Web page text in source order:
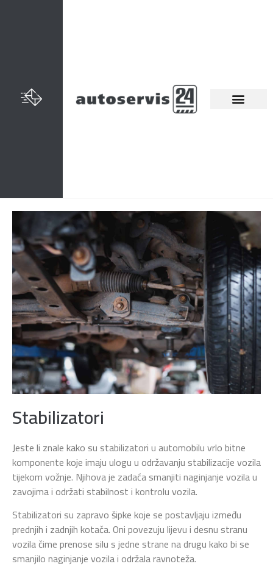
Stabilizatori
Jeste li znale kako su stabilizatori u automobilu vrlo bitne
komponente koje imaju ulogu u održavanju stabilizacije vozila
tijekom vožnje. Njihova je zadaća smanjiti naginjanje vozila u
zavojima i održati stabilnost i kontrolu vozila.
Stabilizatori su zapravo šipke koje se postavljaju između
prednjih i zadnjih kotača. Oni povezuju lijevu i desnu stranu
vozila čime prenose silu s jedne strane na drugu kako bi se
smanjilo naginjanje vozila i održala ravnoteža.